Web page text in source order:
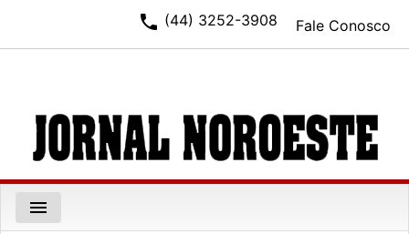
Fale Conosco
phone (44) 3252-3908
menu